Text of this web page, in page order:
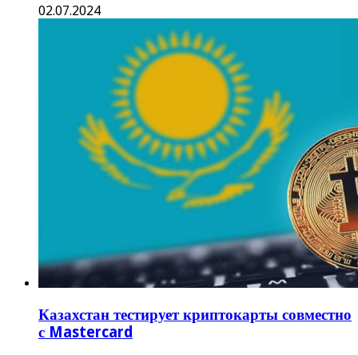
02.07.2024
Казахстан тестирует криптокарты совместно
с Mastercard